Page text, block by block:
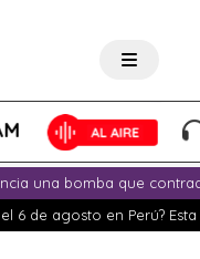
una bomba que
6 de agosto en Perú?